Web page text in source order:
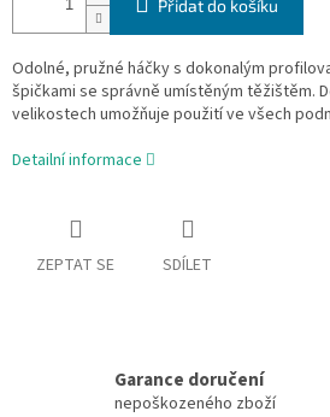
Přidat do košíku
Odolné, pružné háčky s dokonalým
špičkami se správně umístěným těžištěm.
velikostech umožňuje použití ve všech
Detailní informace
ZEPTAT SE SDÍLET
Garance doručení
nepoškozeného zboží